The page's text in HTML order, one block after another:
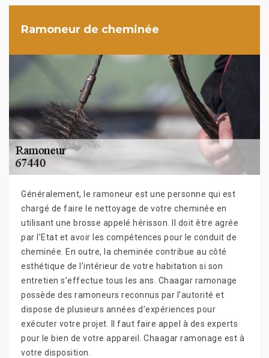
Ramoneur de cheminée
Généralement, le ramoneur est une personne qui est
chargé de faire le nettoyage de votre cheminée en
utilisant une brosse appelé hérisson. Il doit être agrée
par l’Etat et avoir les compétences pour le conduit de
cheminée. En outre, la cheminée contribue au côté
esthétique de l’intérieur de votre habitation si son
entretien s’effectue tous les ans. Chaagar ramonage
possède des ramoneurs reconnus par l’autorité et
dispose de plusieurs années d’expériences pour
exécuter votre projet. Il faut faire appel à des experts
pour le bien de votre appareil. Chaagar ramonage est à
votre disposition.